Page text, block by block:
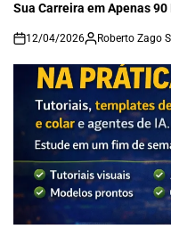
Sua Carreira em Apenas 90
on
12/04/2026 Roberto Zago